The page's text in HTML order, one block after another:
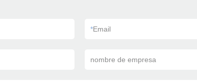
*Email
nombre de empresa